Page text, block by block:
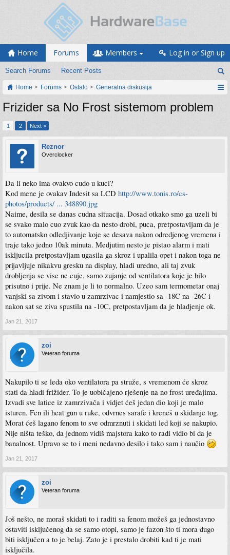
Home Forums
Search Forums Recent Posts
Members Log in or Sign up
Home Forums Ostalo Generalna diskusija
Frizider sa No Frost sistemom problem
1 2 Next >
Reznor
Overclocker
Da li neko ima ovakvo cudo u kuci?
Kod mene je ovakav Indesit sa LCD http://www.tonis.ro/cs-
photos/products/ ... 348890.jpg
Naime, desila se danas cudna situacija. Dosad otkako smo ga uzeli bi
se svako malo cuo zvuk kao da nesto drobi, puca, pretpostavljam da je
to automatsko odledjivanje koje se desava nakon odredjenog vremena i
traje tako jedno 10ak minuta. Medjutim nesto je pistao alarm i mati
iskljucila pretpostavljam ugasila ga skroz i upalila opet i nakon toga ne
prijavljuje nikakvu gresku na display, hladi uredno, ali taj zvuk
drobljenja se vise ne cuje, samo zujanje od ventilatora koje je bilo
prisutno i prije. Ne znam je li to normalno. Uzeo sam termometar onaj
vanjski sa zivom i stavio u zamrzivac i namjestio sa -18C na -26C i
nakon sat se ziva spustila na -10C, pretpostavljam da je hladjenje ok.
Jan 21, 2017
zoi
Veteran foruma
Nakupilo ti se leda oko ventilatora pa struže, s vremenom će skroz
stati da hladi frižider. To je uobičajeno rješenje na no frost uređajima.
Izvadi sve latice iz zamrzivača i vidjet ćeš jedan dio koji je malo
isturen. Fen ili heat gun u ruke, odvrnes sarafe i kreneš u skidanje tog.
Morat ćeš lagano fenom to sve odmrznuti i skidati led koji se nakupio.
Nije ništa teško, da jednom vidiš majstora kako to radi vidio bi da je
banalnost. Upravo se to i meni nedavno desilo i tako sam i naučio
Jan 21, 2017
zoi
Veteran foruma
Još nešto, ne moraš skidati to i raditi sa fenom možeš ga jednostavno
ostaviti isključenog da se samo otopi, samo je fazon što ti mora dugo
biti isključen a to je belaj. Zato je i prestalo drobiti kad ti je mati
isključila.